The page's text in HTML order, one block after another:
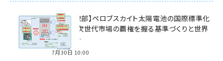
特集【第2部】ペロブスカイト太陽電池の国際標準化
戦略 ― 次世代市場の覇権を握る基準づくりと世界
の動向 ―
7月30日 10:00